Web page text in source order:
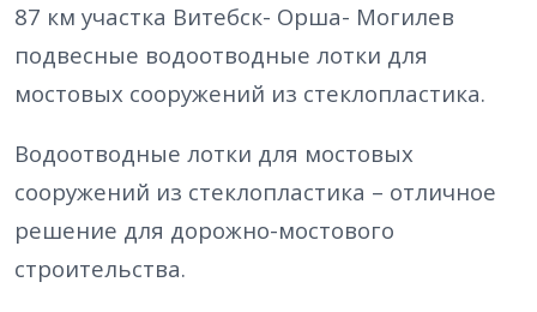
87 км участка Витебск- Орша- Могилев
подвесные водоотводные лотки для
мостовых сооружений из стеклопластика.
Водоотводные лотки для мостовых
сооружений из стеклопластика – отличное
решение для дорожно-мостового
строительства.